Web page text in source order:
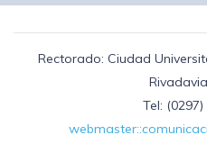
Rectorado: Ciudad
Tel: